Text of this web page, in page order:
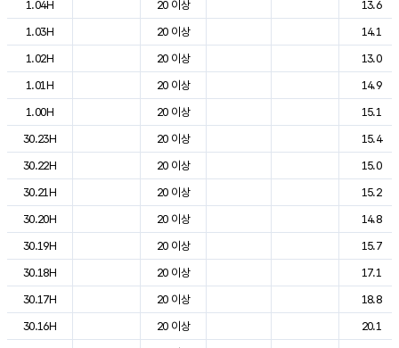
1.04H
20 이상
13.6
1.03H
20 이상
14.1
1.02H
20 이상
13.0
1.01H
20 이상
14.9
1.00H
20 이상
15.1
30.23H
20 이상
15.4
30.22H
20 이상
15.0
30.21H
20 이상
15.2
30.20H
20 이상
14.8
30.19H
20 이상
15.7
30.18H
20 이상
17.1
30.17H
20 이상
18.8
30.16H
20 이상
20.1